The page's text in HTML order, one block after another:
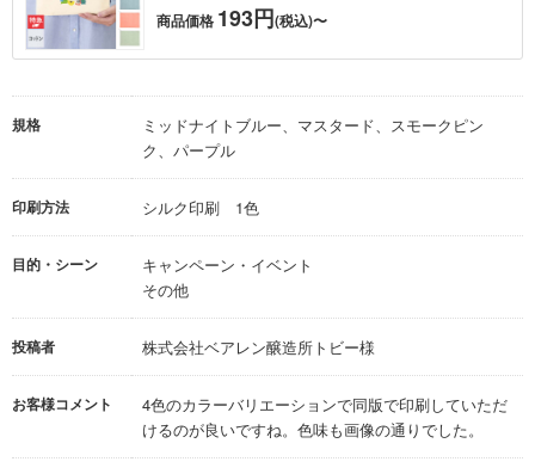
商品価格 193円(税込)〜
規格
ミッドナイトブルー、マスタード、スモークピン
ク、パープル
印刷方法 シルク印刷 1色
目的・シーン
キャンペーン・イベント
その他
投稿者 株式会社ベアレン醸造所トビー様
お客様コメント
4色のカラーバリエーションで同版で印刷していただ
けるのが良いですね。色味も画像の通りでした。